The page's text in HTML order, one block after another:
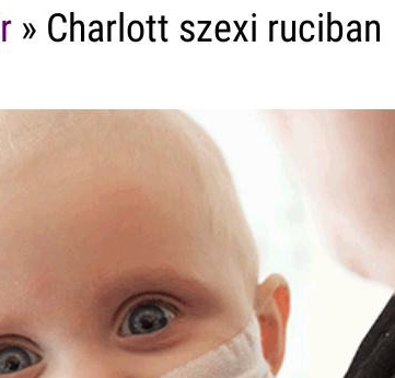
» Charlott szexi ruciban